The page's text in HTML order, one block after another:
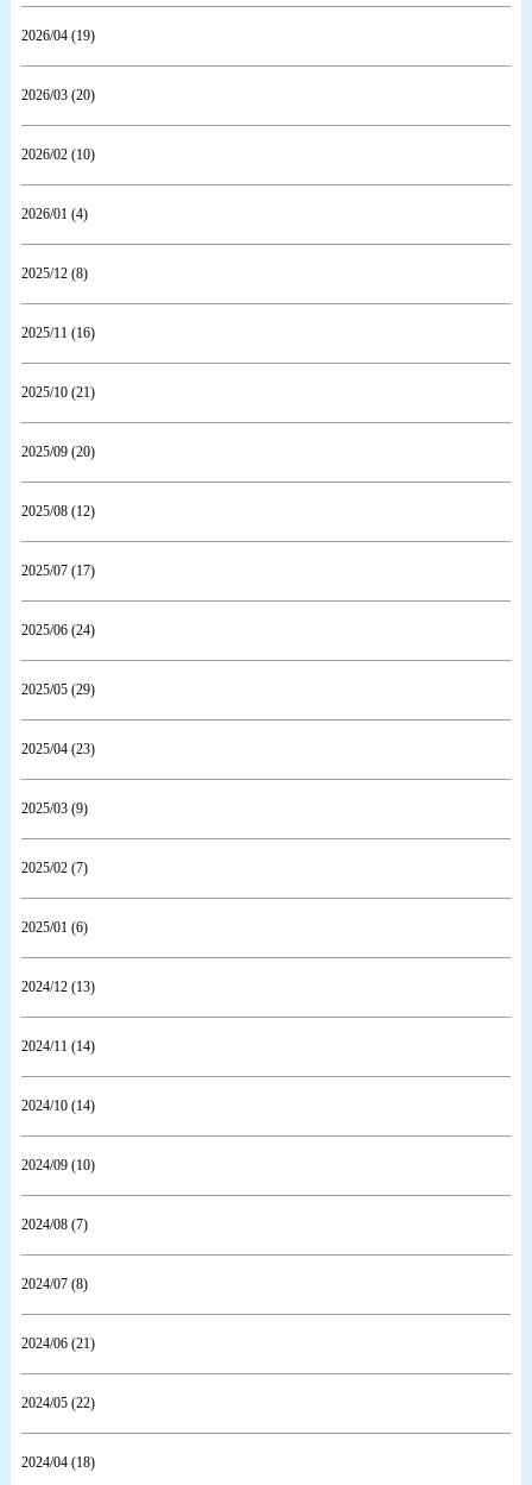
2026/04 (19)
2026/03 (20)
2026/02 (10)
2026/01 (4)
2025/12 (8)
2025/11 (16)
2025/10 (21)
2025/09 (20)
2025/08 (12)
2025/07 (17)
2025/06 (24)
2025/05 (29)
2025/04 (23)
2025/03 (9)
2025/02 (7)
2025/01 (6)
2024/12 (13)
2024/11 (14)
2024/10 (14)
2024/09 (10)
2024/08 (7)
2024/07 (8)
2024/06 (21)
2024/05 (22)
2024/04 (18)